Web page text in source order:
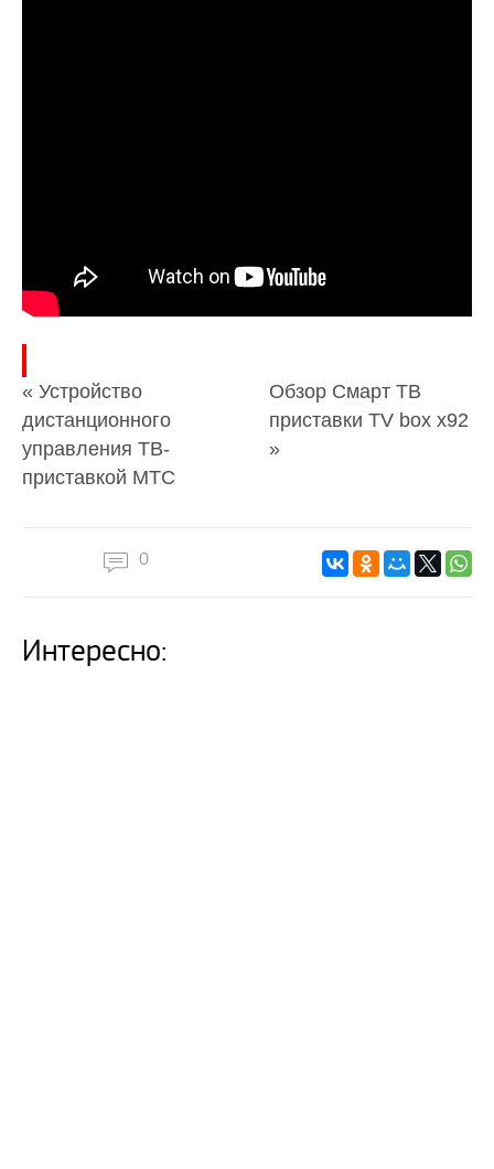
« Устройство
дистанционного
управления ТВ-
приставкой МТС
Обзор Смарт ТВ
приставки TV box x92
»
0
Интересно: